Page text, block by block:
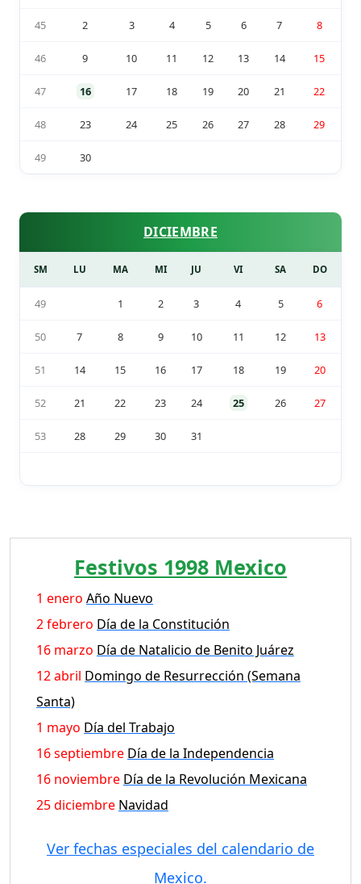
45 2 3 4 5 6 7 8
46 9 10 11 12 13 14 15
47 16 17 18 19 20 21 22
48 23 24 25 26 27 28 29
49 30
DICIEMBRE
SM LU MA MI JU VI SA DO
49 1 2 3 4 5 6
50 7 8 9 10 11 12 13
51 14 15 16 17 18 19 20
52 21 22 23 24 25 26 27
53 28 29 30 31
Festivos 1998 Mexico
1 enero Año Nuevo
2 febrero Día de la Constitución
16 marzo Día de Natalicio de Benito Juárez
12 abril Domingo de Resurrección (Semana
Santa)
1 mayo Día del Trabajo
16 septiembre Día de la Independencia
16 noviembre Día de la Revolución Mexicana
25 diciembre Navidad
Ver fechas especiales del calendario de
Mexico.